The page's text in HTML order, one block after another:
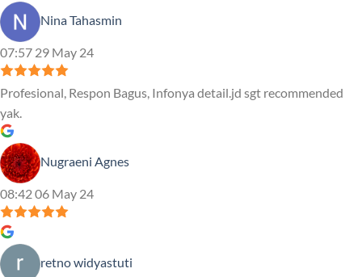
Nina Tahasmin
07:57 29 May 24
Profesional, Respon Bagus, Infonya detail.jd sgt recommended
yak.
Nugraeni Agnes
08:42 06 May 24
retno widyastuti